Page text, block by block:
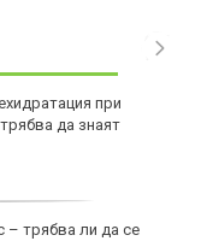
при
да знаят
– трябва ли да се